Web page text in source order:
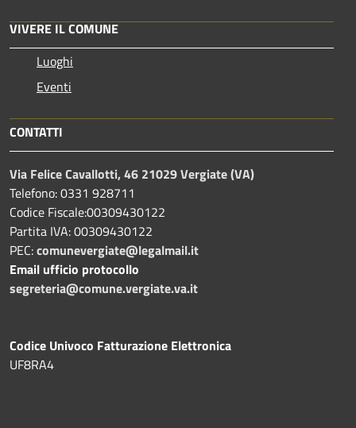
VIVERE IL COMUNE
Luoghi
Eventi
CONTATTI
Via Felice Cavallotti, 46 21029 Vergiate (VA)
Telefono: 0331 928711
Codice Fiscale:00309430122
Partita IVA: 00309430122
PEC:comunevergiate@legalmail.it
Email ufficio protocollo
segreteria@comune.vergiate.va.it
Codice Univoco Fatturazione Elettronica
UF8RA4